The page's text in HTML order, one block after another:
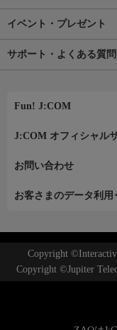
イベント・プレゼント
サポート・よくある質問
Fun! J:COM
J:COM オフィシャル
お問い合わせ
お客さまのデータ利用
Copyright
Copyright ©Jupiter